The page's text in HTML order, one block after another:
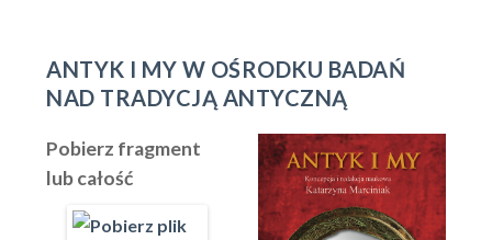
ANTYK I MY W OŚRODKU BADAŃ
NAD TRADYCJĄ ANTYCZNĄ
Pobierz fragment
lub całość